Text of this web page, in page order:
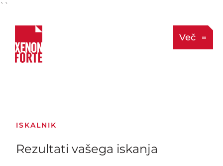
``
Več
ISKALNIK
Rezultati vašega iskanja